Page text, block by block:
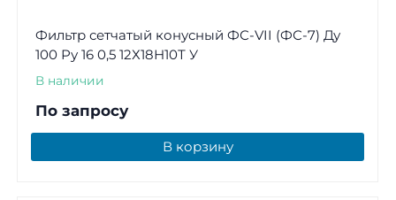
Фильтр сетчатый конусный ФС-VII (ФС-7) Ду
100 Ру 16 0,5 12Х18Н10Т У
В наличии
По запросу
В корзину